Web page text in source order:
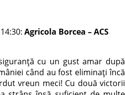
Agricola Borcea – ACS
cu un gust amar după
când au fost eliminați încă
vreun meci! Cu două victorii